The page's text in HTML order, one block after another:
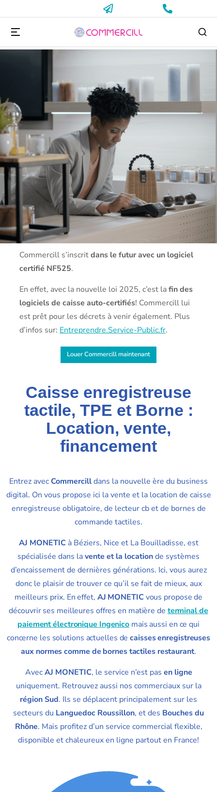
Commercill s’inscritdans le futur avec un logiciel
certifié NF525.
En effet, avec la nouvelle loi 2025, c’est lafin des
logiciels de caisse auto-certifiés! Commercill lui
est prêt pour les décrets à venir également. Plus
d’infos sur: Entreprendre.Service-Public.fr.
Louer Commercill maintenant
Caisse enregistreuse
tactile, TPE et Borne :
Location, vente,
financement
Entrez avecCommercilldans la nouvelle ère du business
digital. On vous propose ici la vente et la location de caisse
enregistreuse obligatoire, de lecteur cb et de bornes de
commande tactiles.
AJ MONETICà Béziers, Nice et La Bouilladisse, est
spécialisée dans lavente et la locationde systèmes
d’encaissement de dernières générations. Ici, vous aurez
donc le plaisir de trouver ce qu’il se fait de mieux, aux
meilleurs prix. En effet, AJ MONETICvous propose de
découvrir ses meilleures offres en matière de terminal de
paiement électronique Ingenico mais aussi en ce qui
concerne les solutions actuelles decaisses enregistreuses
aux normes comme de bornes tactiles restaurant.
AvecAJ MONETIC, le service n’est pas en ligne
uniquement. Retrouvez aussi nos commerciaux sur la
région Sud. Ils se déplacent principalement sur les
secteurs du Languedoc Roussillon, et des Bouches du
Rhône. Mais profitez d’un service commercial flexible,
disponible et chaleureux en ligne partout en France!